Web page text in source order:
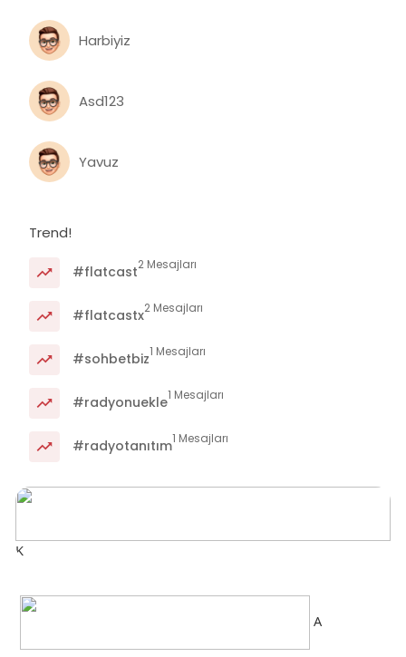
Harbiyiz
Asd123
Yavuz
Trend!
#flatcast2 Mesajları
#flatcastx2 Mesajları
#sohbetbiz1 Mesajları
#radyonuekle1 Mesajları
#radyotanıtım1 Mesajları
K
A